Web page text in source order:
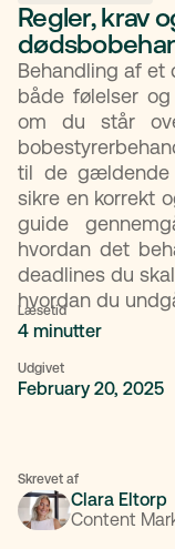
Regler, krav
Behandling af et
både følelser
om du står
til de gældende
sikre en korrekt
guide
hvordan det
deadlines du
hvordan du
Læsetid
4 minutter
Udgivet
February 20, 2025
Skrevet af
Clara Eltorp
Content